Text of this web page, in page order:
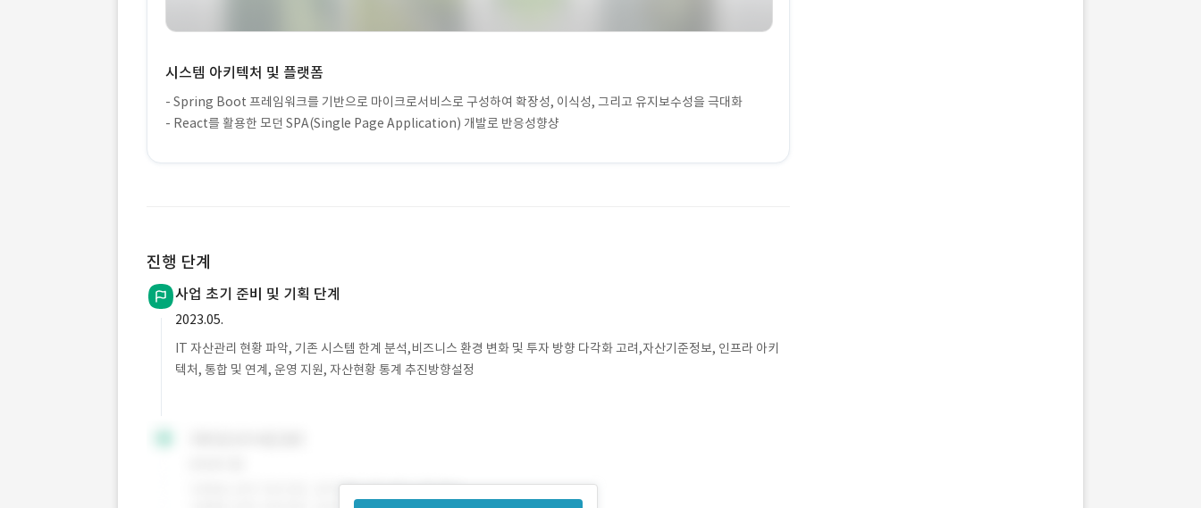
시스템 아키텍처 및 플랫폼
- Spring Boot 프레임워크를 기반으로 마이크로서비스로 구성하여 확장성, 이식성, 그리고 유지보수성을 극대화
- React를 활용한 모던 SPA(Single Page Application) 개발로 반응성향샹
진행 단계
사업 초기 준비 및 기획 단계
2023.05.
IT 자산관리 현황 파악, 기존 시스템 한계 분석,비즈니스 환경 변화 및 투자 방향 다각화 고려,자산기준정보, 인프라 아키
텍처, 통합 및 연계, 운영 지원, 자산현황 통계 추진방향설정